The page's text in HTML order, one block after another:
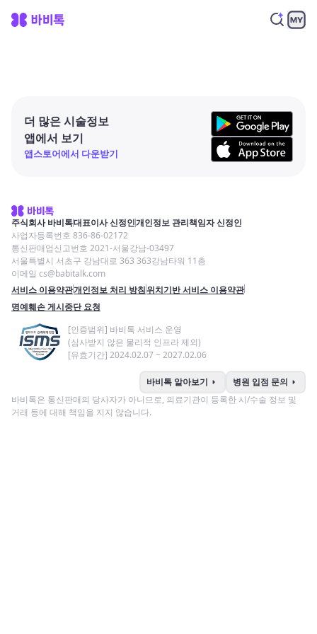
더 많은 시술정보
앱에서 보기
앱스토어에서 다운받기
주식회사 바비톡대표이사 신정인개인정보 관리책임자 신정인
사업자등록번호 836-86-02172
통신판매업신고번호 2021-서울강남-03497
서울특별시 서초구 강남대로 363 363강남타워 11층
이메일 cs@babitalk.com
서비스 이용약관개인정보 처리 방침위치기반 서비스 이용약관
명예훼손 게시중단 요청
[인증범위] 바비톡 서비스 운영
(심사받지 않은 물리적 인프라 제외)
[유효기간] 2024.02.07 ~ 2027.02.06
바비톡 알아보기 arrow_right 병원 입점 문의 arrow_right
바비톡은 통신판매의 당사자가 아니므로, 의료기관이 등록한 시/수술 정보 및
거래 등에 대해 책임을 지지 않습니다.